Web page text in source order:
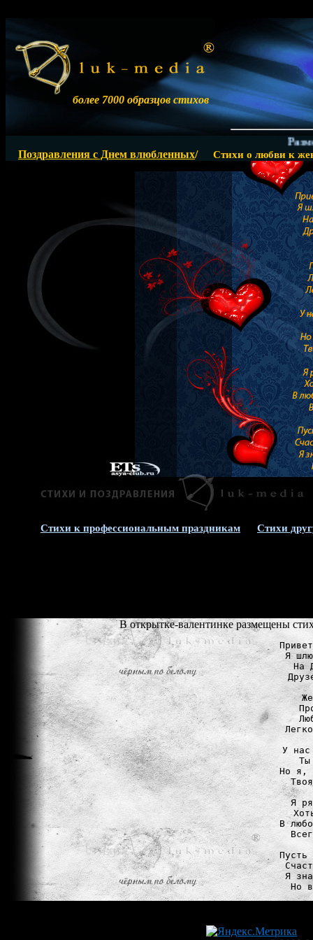
более 7000 образцов стихов
Поздравления с Днем влюбленных/ Стихи о любви к
Стихи к профессиональным праздникам Стихи
В открытке-валентинке размещены
Я
На
У нас
Но я,
Я
В
Пусть
Я